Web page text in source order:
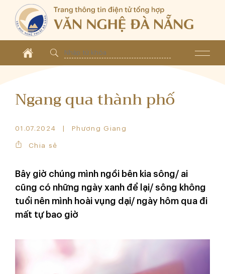
Ngang qua thành phố
01.07.2024 Phương Giang
Chia sẻ
Bây giờ chúng mình ngồi bên kia sông/ ai
cũng có những ngày xanh để lại/ sông không
tuổi nên mình hoài vụng dại/ ngày hôm qua đi
mất tự bao giờ